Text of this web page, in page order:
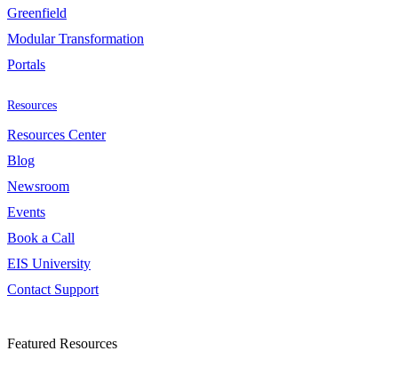
Greenfield
Modular Transformation
Portals
Resources
Resources Center
Blog
Newsroom
Events
Book a Call
EIS University
Contact Support
Featured Resources